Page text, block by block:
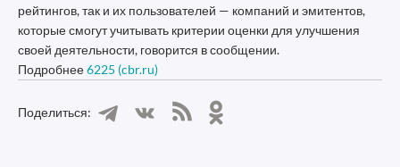
рейтингов, так и их пользователей — компаний и эмитентов,
которые смогут учитывать критерии оценки для улучшения
своей деятельности, говорится в сообщении.
Подробнее6225 (cbr.ru)
Поделиться: